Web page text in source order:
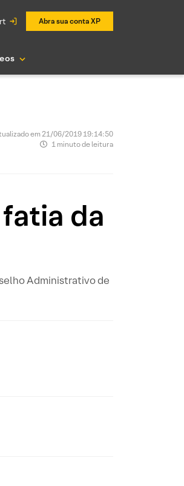
Abra sua conta XP
em 21/06/2019 19:14:50
1 minuto de leitura
da
Administrativo de